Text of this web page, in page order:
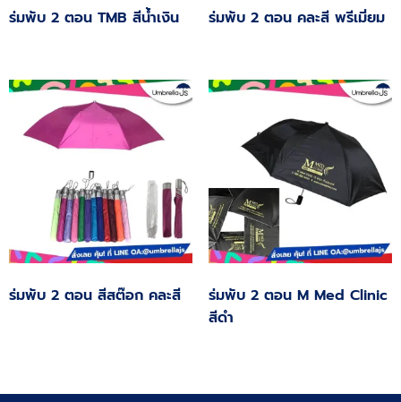
ร่มพับ 2 ตอน TMB สีน้ำเงิน ร่มพับ 2 ตอน คละสี พรีเมี่ยม
ร่มพับ 2 ตอน สีสต๊อก คละสี
ร่มพับ 2 ตอน M Med Clinic
สีดำ